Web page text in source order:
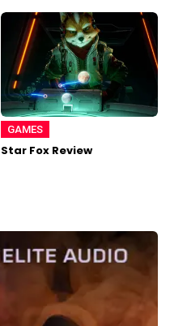
GAMES
Star Fox Review